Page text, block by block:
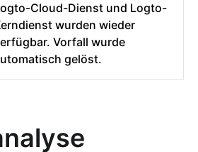
Cloud-Dienst und Logto-
wurden wieder
Vorfall wurde
gelöst.